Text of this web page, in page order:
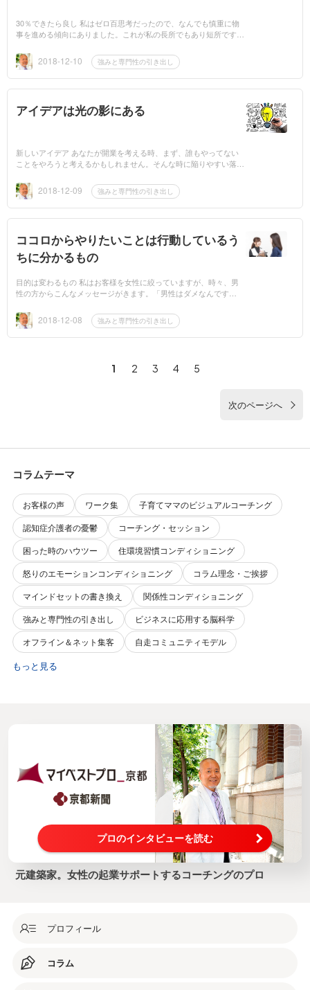
30％できたら良し 私はゼロ百思考だったので、なんでも慎重に物
事を進める傾向にありました。これが私の長所でもあり短所です。
ことがあると、...
2018-12-10 強みと専門性の引き出し
アイデアは光の影にある
新しいアイデア あなたが開業を考える時、まず、誰もやってない
ことをやろうと考えるかもしれません。そんな時に陥りやすい落と
ているスキル...
2018-12-09 強みと専門性の引き出し
ココロからやりたいことは行動しているう
ちに分かるもの
目的は変わるもの 私はお客様を女性に絞っていますが、時々、男
性の方からこんなメッセージがきます。「男性はダメなんです
た。 -----------...
2018-12-08 強みと専門性の引き出し
1 2 3 4 5
次のページへ
コラムテーマ
お客様の声 ワーク集
子育てママのビジュアルコーチング
認知症介護者の憂鬱
コーチング・セッション
困った時のハウツー
住環境習慣コンディショニング
怒りのエモーションコンディショニング
コラム理念・ご挨拶
マインドセットの書き換え
関係性コンディショニング
強みと専門性の引き出し
ビジネスに応用する脳科学
オフライン＆ネット集客
自走コミュニティモデル
もっと見る
プロのインタビューを読む
元建築家。女性の起業サポートするコーチングのプロ
プロフィール
コラム